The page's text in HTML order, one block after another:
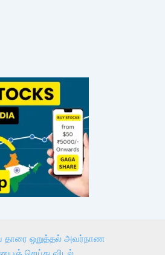
ஒறுத்தல் அவர்நாண